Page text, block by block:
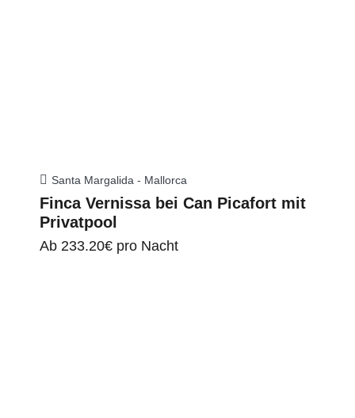
Santa Margalida - Mallorca
Finca Vernissa bei Can Picafort mit
Privatpool
Ab 233.20€ pro Nacht